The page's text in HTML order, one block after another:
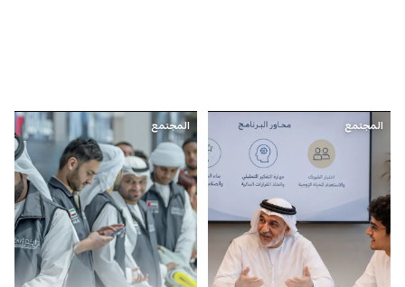
المجتمع المجتمع